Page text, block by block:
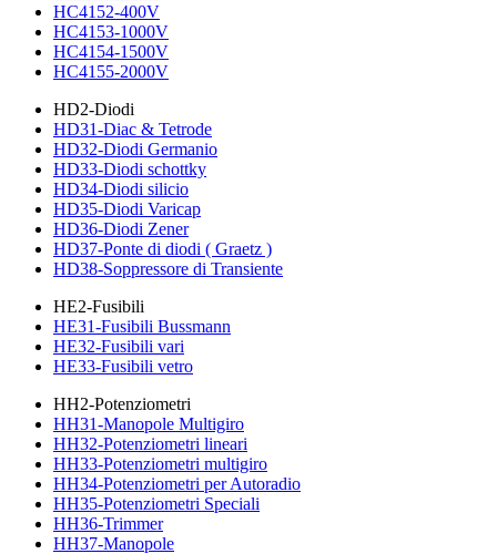
HC4152-400V
HC4153-1000V
HC4154-1500V
HC4155-2000V
HD2-Diodi
HD31-Diac & Tetrode
HD32-Diodi Germanio
HD33-Diodi schottky
HD34-Diodi silicio
HD35-Diodi Varicap
HD36-Diodi Zener
HD37-Ponte di diodi ( Graetz )
HD38-Soppressore di Transiente
HE2-Fusibili
HE31-Fusibili Bussmann
HE32-Fusibili vari
HE33-Fusibili vetro
HH2-Potenziometri
HH31-Manopole Multigiro
HH32-Potenziometri lineari
HH33-Potenziometri multigiro
HH34-Potenziometri per Autoradio
HH35-Potenziometri Speciali
HH36-Trimmer
HH37-Manopole